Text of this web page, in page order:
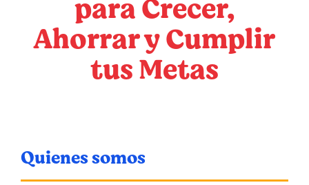
para Crecer,
Ahorrar y Cumplir
tus Metas
Quienes somos